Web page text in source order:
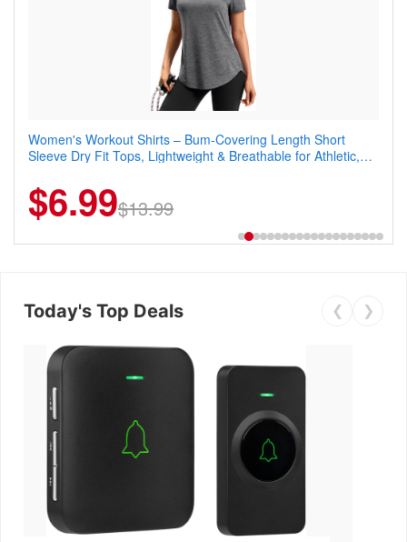
Women's Workout Shirts – Bum-Covering Length Short
Sleeve Dry Fit Tops, Lightweight & Breathable for Athletic,
$6.99$13.99
Coostar Men's Casual Dress Sneakers – Lightweight Wingtip
Oxford Style with Breathable Knit Upper, Rubber Sole & Slip-
$22.49$44.99
Today's Top Deals ❮ ❯